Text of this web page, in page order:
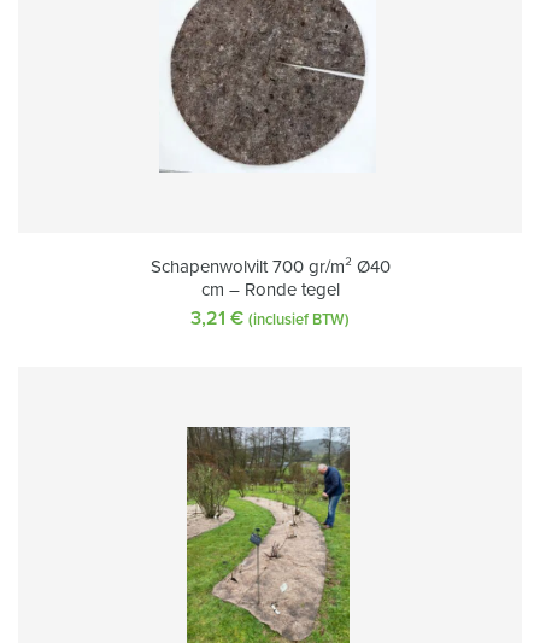
Schapenwolvilt 700 gr/m² Ø40
cm – Ronde tegel
3,21 € (inclusief BTW)